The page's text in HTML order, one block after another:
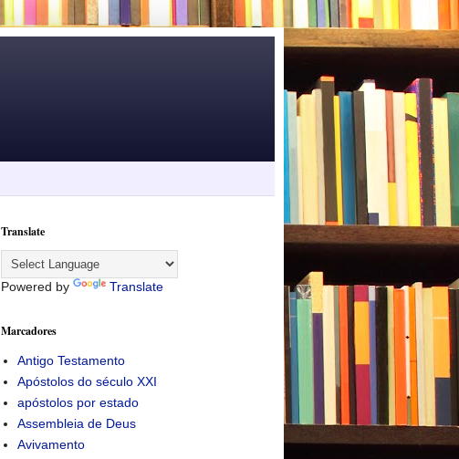
Translate
Powered by Translate
Marcadores
Antigo Testamento
Apóstolos do século XXI
apóstolos por estado
Assembleia de Deus
Avivamento